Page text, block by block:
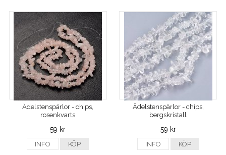
Ädelstenspärlor - chips,
rosenkvarts
59 kr
INFO KÖP
Ädelstenspärlor - chips,
bergskristall
59 kr
INFO KÖP